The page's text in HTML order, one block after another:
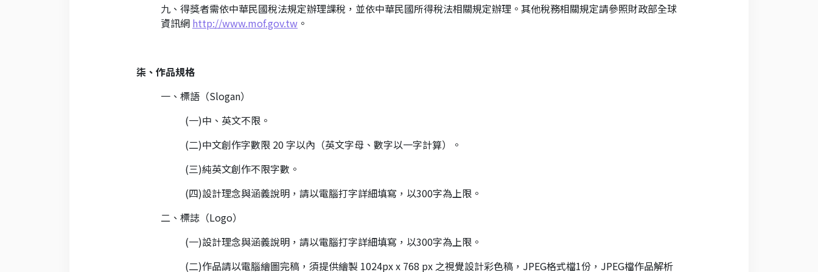
九、得獎者需依中華民國稅法規定辦理課稅，並依中華民國所得稅法相關規定辦理。其他稅務相關規定請參照財政部全球
資訊網 http://www.mof.gov.tw 。
柒、作品規格
一、標語（Slogan）
(一)中、英文不限。
(二)中文創作字數限 20 字以內（英文字母、數字以一字計算）。
(三)純英文創作不限字數。
(四)設計理念與涵義說明，請以電腦打字詳細填寫，以300字為上限。
二、標誌（Logo）
(一)設計理念與涵義說明，請以電腦打字詳細填寫，以300字為上限。
(二)作品請以電腦繪圖完稿，須提供繪製 1024px x 768 px 之視覺設計彩色稿，JPEG格式檔1份，JPEG檔作品解析